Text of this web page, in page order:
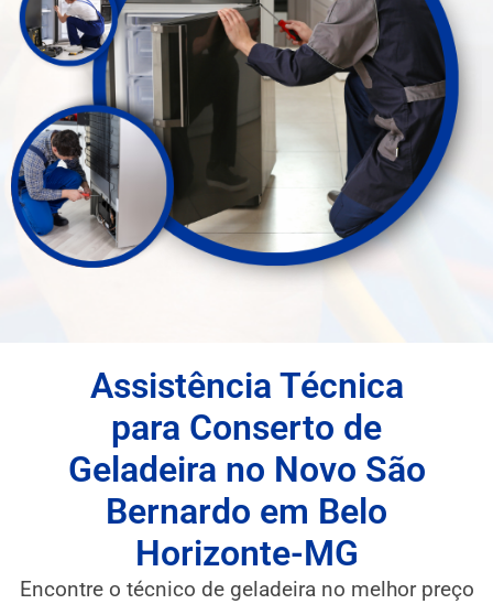
Assistência Técnica
para Conserto de
Geladeira no Novo São
Bernardo em Belo
Horizonte-MG
Encontre o técnico de geladeira no melhor preço